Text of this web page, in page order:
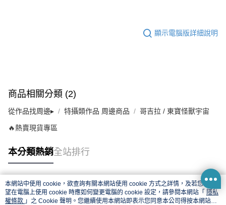
顯示電腦版詳細說明
商品相關分類 (2)
從作品找周邊▸ 特攝類作品 周邊商品 哥吉拉 / 東寶怪獸宇宙
🔥熱賣現貨專區
本分類熱銷全站排行
熱門標籤
本網站中使用 cookie，欲查詢有關本網站使用 cookie 方式之詳情，及若您不希
望在電腦上使用 cookie 時應如何變更電腦的 cookie 設定，請參閱本網站「 隱私
權條款 」之 Cookie 聲明。您繼續使用本網站即表示您同意本公司得按本網站使